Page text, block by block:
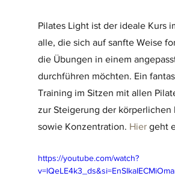
Pilates Light ist der ideale Kurs
alle, die sich auf sanfte Weise
die Übungen in einem
durchführen möchten. Ein
Training im Sitzen mit allen
zur Steigerung der körperlichen
sowie Konzentration. Hier geht
https://youtube.com/watch?